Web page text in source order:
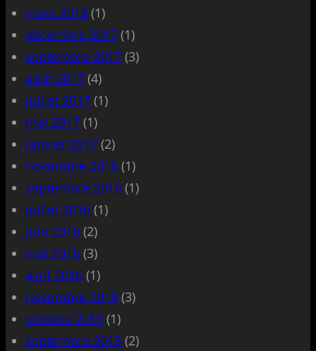
mars 2018 (1)
décembre 2017 (1)
septembre 2017 (3)
août 2017 (4)
juillet 2017 (1)
mai 2017 (1)
janvier 2017 (2)
novembre 2016 (1)
septembre 2016 (1)
juillet 2016 (1)
juin 2016 (2)
mai 2016 (3)
avril 2016 (1)
novembre 2015 (3)
octobre 2015 (1)
septembre 2015 (2)